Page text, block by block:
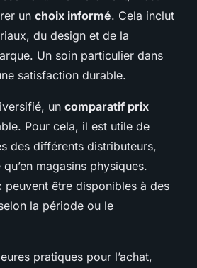
un choix informé. Cela inclut
du design et de la
Un soin particulier dans
satisfaction durable.
un comparatif prix
Pour cela, il est utile de
des différents distributeurs,
magasins physiques.
peuvent être disponibles à des
la période ou le
pratiques pour l’achat,